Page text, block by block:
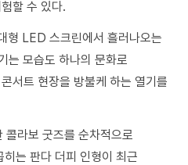
할 수 있다.
형 LED 스크린에서 흘러나오는
는 모습도 하나의 문화로
서트 현장을 방불케 하는 열기를
라보 굿즈를 순차적으로
는 판다 더피 인형이 최근